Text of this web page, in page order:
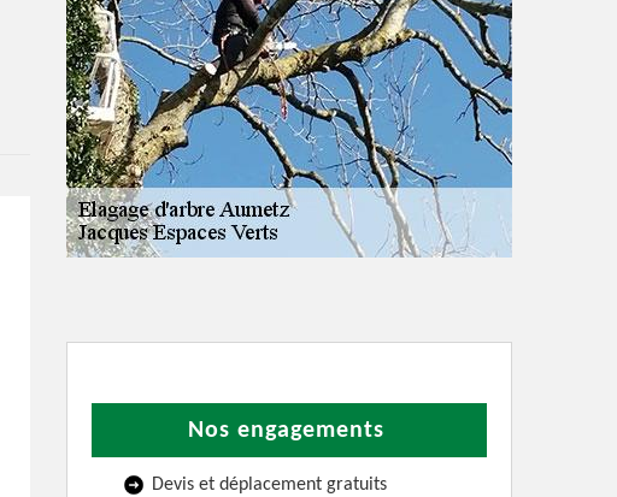
Nos engagements
Devis et déplacement gratuits